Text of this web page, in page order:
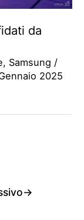
da
, Samsung /
2025
→